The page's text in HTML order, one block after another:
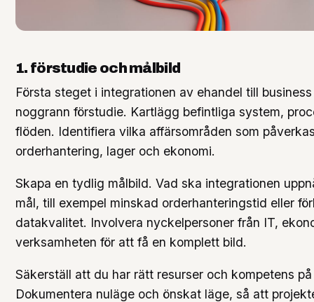
1. förstudie och målbild
Första steget i integrationen av ehandel till
noggrann förstudie. Kartlägg befintliga system,
flöden. Identifiera vilka affärsområden som
orderhantering, lager och ekonomi.
Skapa en tydlig målbild. Vad ska integrationen
mål, till exempel minskad orderhanteringstid eller
datakvalitet. Involvera nyckelpersoner från IT,
verksamheten för att få en komplett bild.
Säkerställ att du har rätt resurser och kompetens
Dokumentera nuläge och önskat läge, så att